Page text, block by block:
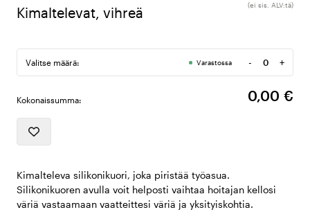
Kimaltelevat, vihreä
(ei sis. ALV:tä)
Valitse määrä: Varastossa -
Määrä
+
Kokonaissumma: 0,00 €
Kimalteleva silikonikuori, joka piristää työasua.
Silikonikuoren avulla voit helposti vaihtaa hoitajan kellosi
väriä vastaamaan vaatteittesi väriä ja yksityiskohtia.